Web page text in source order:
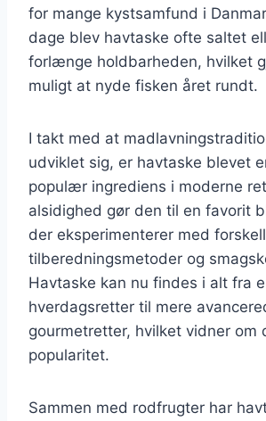
for mange kystsamfund i
dage blev havtaske ofte saltet
forlænge holdbarheden, hvilket
muligt at nyde fisken året rundt.
I takt med at
udviklet sig, er havtaske blevet
populær ingrediens i moderne
alsidighed gør den til en favorit
der eksperimenterer med
tilberedningsmetoder og
Havtaske kan nu findes i alt fra
hverdagsretter til mere
gourmetretter, hvilket vidner om
popularitet.
Sammen med rodfrugter har